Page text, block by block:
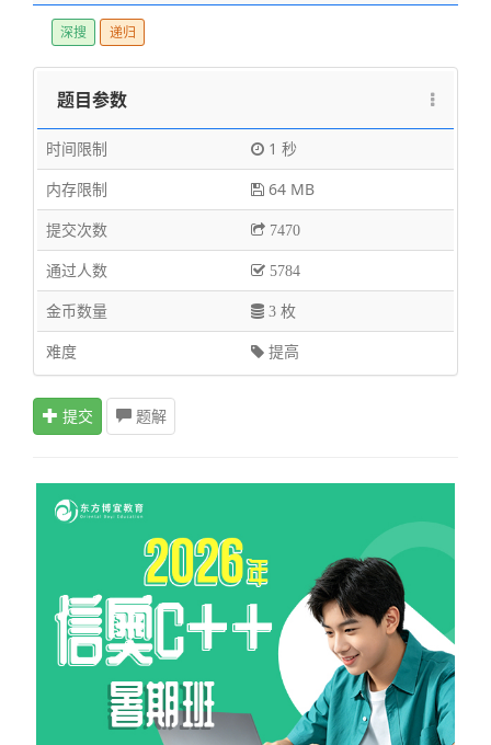
深搜 递归
题目参数
时间限制
1 秒
内存限制
64 MB
提交次数
7470
通过人数 5784
金币数量 3 枚
难度 提高
提交 题解